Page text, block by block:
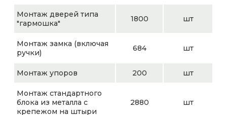
Монтаж дверей типа
"гармошка"
1800 шт
Монтаж замка (включая
ручки)
684 шт
Монтаж упоров 200 шт
Монтаж стандартного
блока из металла с
крепежом на штыри
2880 шт